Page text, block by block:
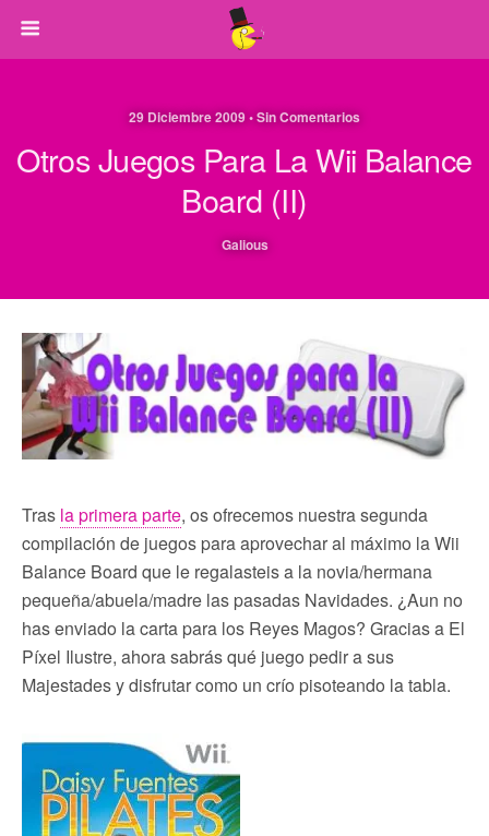
29 Diciembre 2009 • Sin Comentarios
Otros Juegos Para La Wii Balance
Board (II)
Galious
Tras la primera parte, os ofrecemos nuestra segunda
compilación de juegos para aprovechar al máximo la Wii
Balance Board que le regalasteis a la novia/hermana
pequeña/abuela/madre las pasadas Navidades. ¿Aun no
has enviado la carta para los Reyes Magos? Gracias a El
Píxel Ilustre, ahora sabrás qué juego pedir a sus
Majestades y disfrutar como un crío pisoteando la tabla.